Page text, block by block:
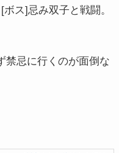
ス]忌み双子と戦闘。
禁忌に行くのが面倒な